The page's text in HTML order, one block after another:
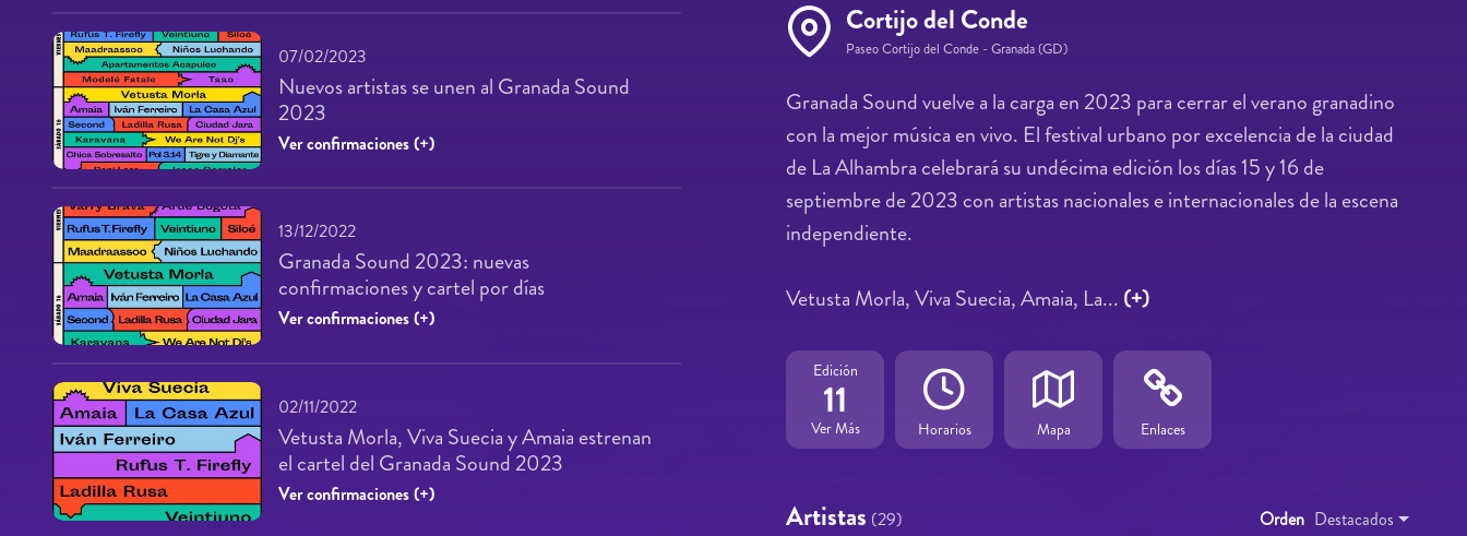
Cortijo del Conde
Paseo Cortijo del Conde - Granada (GD)
Granada Sound vuelve a la carga en 2023 para cerrar el verano granadino
con la mejor música en vivo. El festival urbano por excelencia de la ciudad
de La Alhambra celebrará su undécima edición los días 15 y 16 de
septiembre de 2023 con artistas nacionales e internacionales de la escena
independiente.
Vetusta Morla, Viva Suecia, Amaia, La... (+)
Edición
11
Ver Más Horarios Mapa Enlaces
Artistas (29) Orden Destacados
07/02/2023
Nuevos artistas se unen al Granada Sound
2023
Ver confirmaciones (+)
13/12/2022
Granada Sound 2023: nuevas
confirmaciones y cartel por días
Ver confirmaciones (+)
02/11/2022
Vetusta Morla, Viva Suecia y Amaia estrenan
el cartel del Granada Sound 2023
Ver confirmaciones (+)